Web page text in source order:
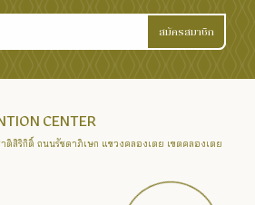
สมัครสมาชิก
CENTER
ติสิริกิติ์ ถนนรัชดาภิเษก แขวงคลองเตย เขตคลองเตย